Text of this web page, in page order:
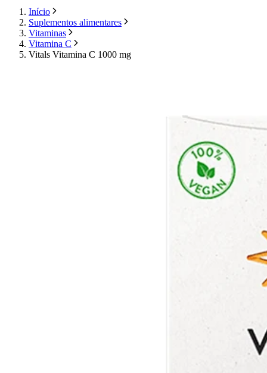
Início
Suplementos alimentares
Vitaminas
Vitamina C
Vitals Vitamina C 1000 mg